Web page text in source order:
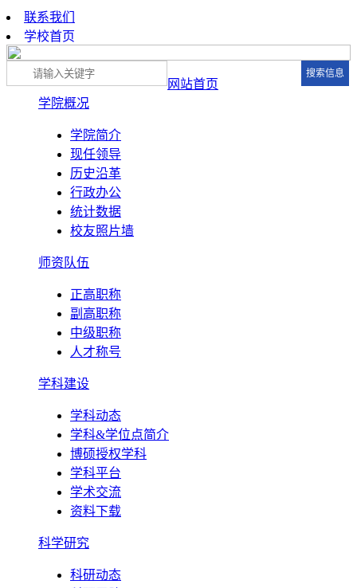
联系我们
学校首页
网站首页
学院概况
学院简介
现任领导
历史沿革
行政办公
统计数据
校友照片墙
师资队伍
正高职称
副高职称
中级职称
人才称号
学科建设
学科动态
学科&学位点简介
博硕授权学科
学科平台
学术交流
资料下载
科学研究
科研动态